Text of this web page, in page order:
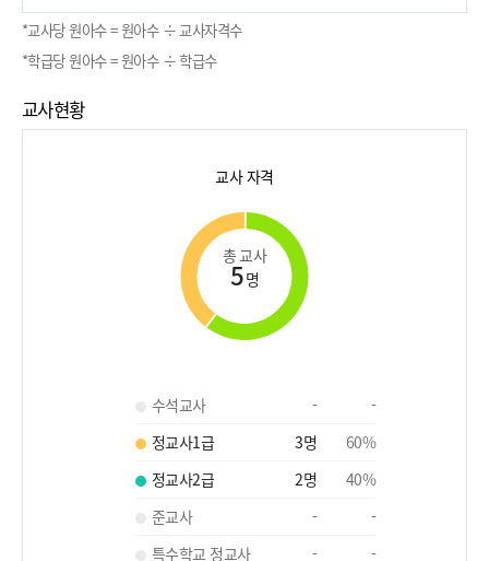
*교사당 원아수 = 원아수 ÷ 교사자격수
*학급당 원아수 = 원아수 ÷ 학급수
교사현황
교사 자격
총 교사
5명
수석교사 -
-
정교사1급
3명 60%
정교사2급
2명 40%
준교사
-
-
특수학교 정교사
-
-